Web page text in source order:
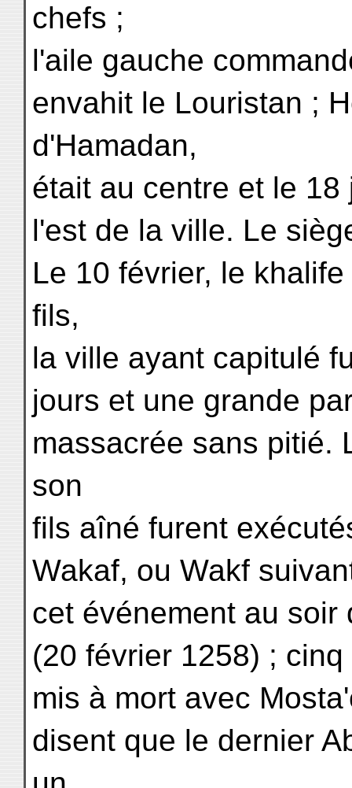
chefs ;
l'aile gauche
envahit le Louristan ;
d'Hamadan,
était au centre et le
l'est de la ville. Le
Le 10 février, le
fils,
la ville ayant capitulé
jours et une grande
massacrée sans pitié.
son
fils aîné furent
Wakaf, ou Wakf
cet événement au soir
(20 février 1258) ;
mis à mort avec
disent que le dernier